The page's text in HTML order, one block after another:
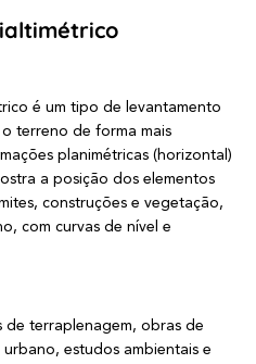
é um tipo de levantamento
terreno de forma mais
planimétricas (horizontal)
a posição dos elementos
construções e vegetação,
com curvas de nível e
de terraplenagem, obras de
estudos ambientais e